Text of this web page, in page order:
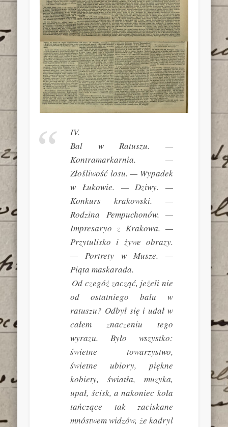
IV.
Bal w Ratuszu. —
Kontramarkarnia. —
Złośliwość losu. — Wypadek
w Łukowie. — Dziwy. —
Konkurs krakowski. —
Rodzina Pempuchonów. —
Impresaryo z Krakowa. —
Przytulisko i żywe obrazy.
— Portrety wMusze. —
Piąta maskarada.
Od czegóż zacząć, jeżeli nie
od ostatniego balu w
ratuszu? Odbył się i udał w
całem znaczeniu tego
wyrazu. Było wszystko:
świetne towarzystwo,
świetne ubiory, piękne
kobiety, światła, muzyka,
upał, ścisk, a nakoniec koła
tańczące tak zaciskane
mnóstwem widzów, że kadryl